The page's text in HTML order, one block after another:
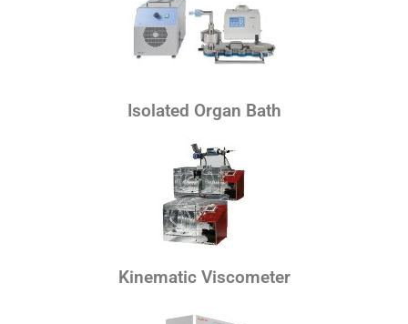
Isolated Organ Bath
Kinematic Viscometer